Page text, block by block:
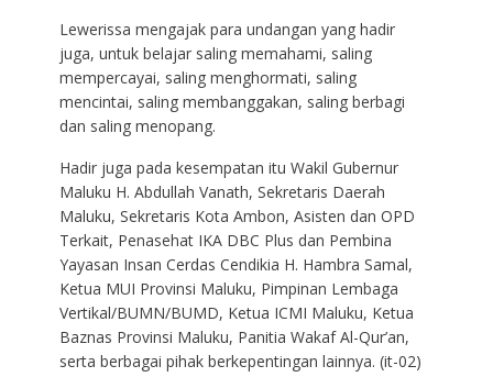
Lewerissa mengajak para undangan yang hadir
juga, untuk belajar saling memahami, saling
mempercayai, saling menghormati, saling
mencintai, saling membanggakan, saling berbagi
dan saling menopang.
Hadir juga pada kesempatan itu Wakil Gubernur
Maluku H. Abdullah Vanath, Sekretaris Daerah
Maluku, Sekretaris Kota Ambon, Asisten dan OPD
Terkait, Penasehat IKA DBC Plus dan Pembina
Yayasan Insan Cerdas Cendikia H. Hambra Samal,
Ketua MUI Provinsi Maluku, Pimpinan Lembaga
Vertikal/BUMN/BUMD, Ketua ICMI Maluku, Ketua
Baznas Provinsi Maluku, Panitia Wakaf Al-Qur’an,
serta berbagai pihak berkepentingan lainnya. (it-02)